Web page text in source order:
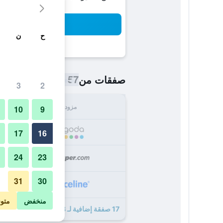
صفقات من57 ﷼
مزود
17 صفقة إضافية لـ 8 بلاس موتلز
ح ن
2
3
9
10
16
17
23
24
30
31
منخفض